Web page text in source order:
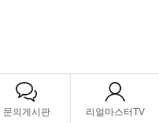
문의게시판 리얼마스터TV